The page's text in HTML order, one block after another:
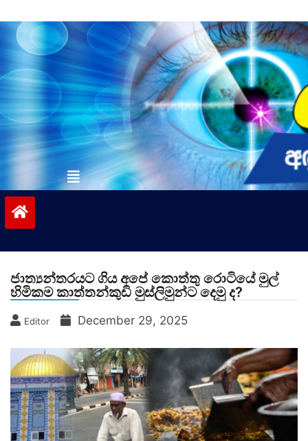
to
contentvinivida.lk
ජාත්‍යන්තරයට ගිය අපේ කොත්තු රොටියේ මුල්
හිමිකම කාත්තන්කුඩි මුස්ලිමුන්ට දෙමු ද?
Editor December 29, 2025